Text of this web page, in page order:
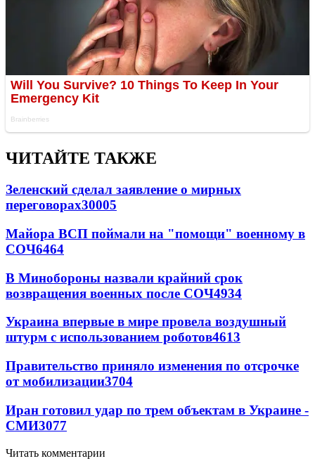
ЧИТАЙТЕ ТАКЖЕ
Зеленский сделал заявление о мирных
переговорах30005
Майора ВСП поймали на "помощи" военному в
СОЧ6464
В Минобороны назвали крайний срок
возвращения военных после СОЧ4934
Украина впервые в мире провела воздушный
штурм с использованием роботов4613
Правительство приняло изменения по отсрочке
от мобилизации3704
Иран готовил удар по трем объектам в Украине -
СМИ3077
Читать комментарии